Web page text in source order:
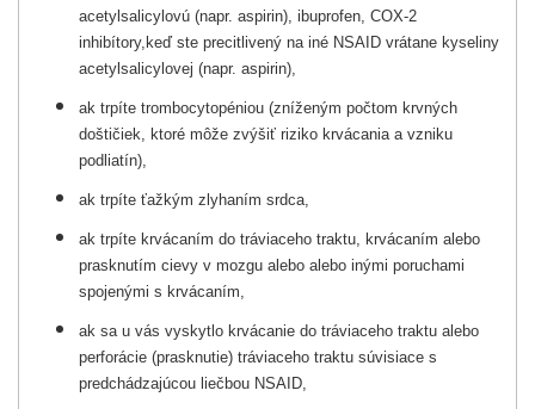
acetylsalicylovú (napr. aspirin), ibuprofen, COX-2
inhibítory,keď ste precitlivený na iné NSAID vrátane kyseliny
acetylsalicylovej (napr. aspirin),
ak trpíte trombocytopéniou (zníženým počtom krvných
doštičiek, ktoré môže zvýšiť riziko krvácania a vzniku
podliatín),
ak trpíte ťažkým zlyhaním srdca,
ak trpíte krvácaním do tráviaceho traktu, krvácaním alebo
prasknutím cievy v mozgu alebo alebo inými poruchami
spojenými s krvácaním,
ak sa u vás vyskytlo krvácanie do tráviaceho traktu alebo
perforácie (prasknutie) tráviaceho traktu súvisiace s
predchádzajúcou liečbou NSAID,